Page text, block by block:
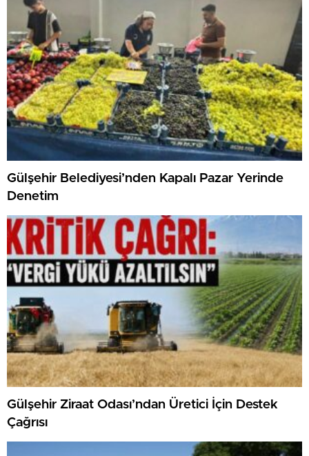
Gülşehir Belediyesi’nden Kapalı Pazar Yerinde
Denetim
Gülşehir Ziraat Odası’ndan Üretici İçin Destek
Çağrısı